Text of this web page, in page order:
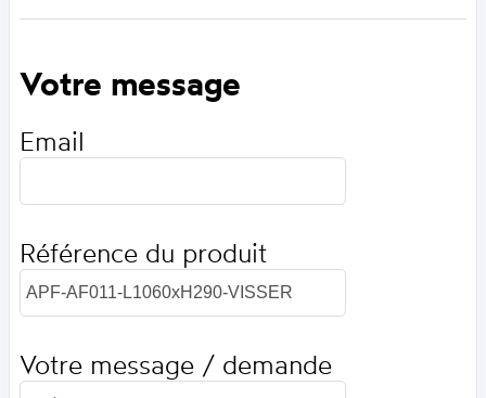
Votre message
Email
Référence du produit
Votre message / demande